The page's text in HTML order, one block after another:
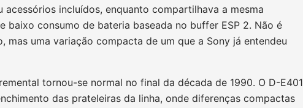
acessórios incluídos, enquanto compartilhava a mesma
baixo consumo de bateria baseada no buffer ESP 2. Não é
mas uma variação compacta de um que a Sony já entendeu
tornou-se normal no final da década de 1990. O D-E401
das prateleiras da linha, onde diferenças compactas